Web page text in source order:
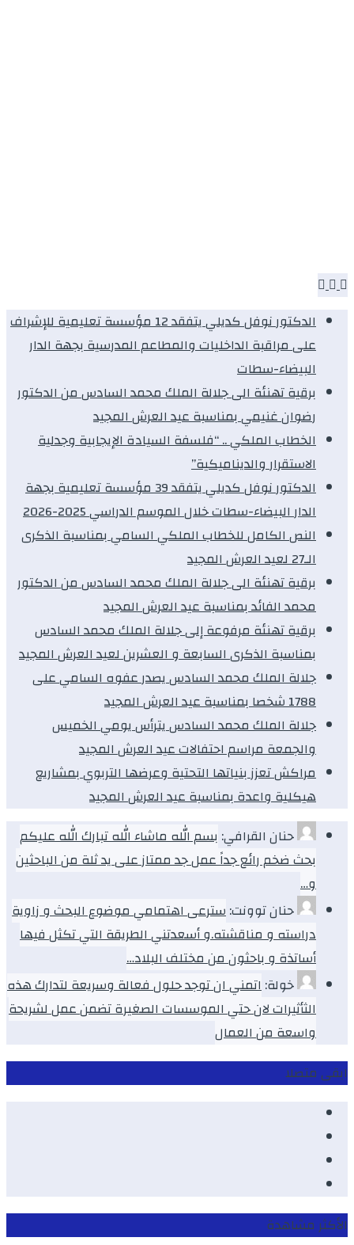
الدكتور نوفل كديلي يتفقد 12 مؤسسة تعليمية للإشراف
على مراقبة الداخليات والمطاعم المدرسية بجهة الدار
البيضاء-سطات
برقية تهنئة الى جلالة الملك محمد السادس من الدكتور
رضوان غنيمي بمناسبة عيد العرش المجيد
الخطاب الملكي .. “فلسفة السيادة الإيجابية وجدلية
الاستقرار والديناميكية”
الدكتور نوفل كديلي يتفقد 39 مؤسسة تعليمية بجهة
الدار البيضاء-سطات خلال الموسم الدراسي 2025-2026
النص الكامل للخطاب الملكي السامي بمناسبة الذكرى
الـ27 لعيد العرش المجيد
برقية تهنئة الى جلالة الملك محمد السادس من الدكتور
محمد الفائد بمناسبة عيد العرش المجيد
برقية تهنئة مرفوعة إلى جلالة الملك محمد السادس
بمناسبة الذكرى السابعة و العشرين لعيد العرش المجيد
جلالة الملك محمد السادس يصدر عفوه السامي على
1788 شخصا بمناسبة عيد العرش المجيد
جلالة الملك محمد السادس يترأس يومي الخميس
والجمعة مراسم احتفالات عيد العرش المجيد
مراكش تعزز بنياتها التحتية وعرضها التربوي بمشاريع
هيكلية واعدة بمناسبة عيد العرش المجيد
حنان القرافي: بسم الله ماشاء الله تبارك الله عليكم
بحث ضخم رائع جداً عمل جد ممتاز على يد ثلة من الباحثين
و…
حنان توونت:سترعى اهتمامي موضوع البحث و زاوية
دراسته و مناقشته.و أسعدتني الطريقة التي تكثل فيها
أساتذة و باحثون من مختلف البلاد…
خولة:اتمني ان توجد حلول فعالة وسريعة لتدارك هذه
الثأثيرات لان حتي الموسسات الصغيرة تضمن عمل لشريحة
واسعة من العمال
ابقى متصلا
الأكثر مشاهدة